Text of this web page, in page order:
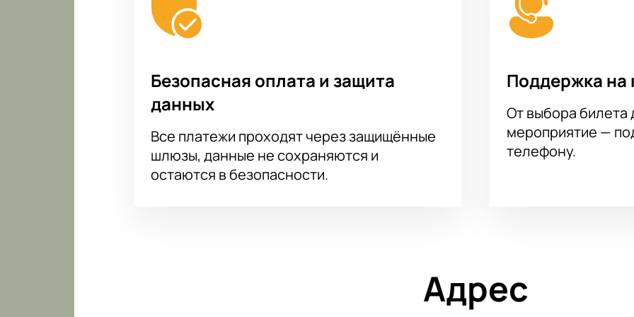
Безопасная оплата и защита
данных
Все платежи проходят через защищённые
шлюзы, данные не сохраняются и
остаются в безопасности.
Поддержка на
От выбора билета
мероприятие —
телефону.
Адрес